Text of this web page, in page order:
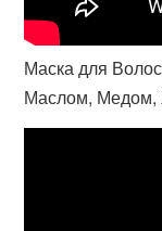
Маска для
Маслом, Медом,